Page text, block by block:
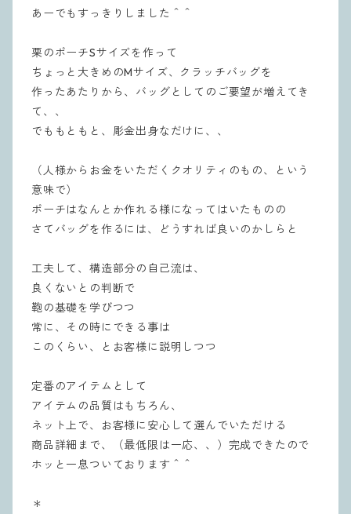
あーでもすっきりしました＾＾
栗のポーチSサイズを作って
ちょっと大きめのMサイズ、クラッチバッグを
作ったあたりから、バッグとしてのご要望が増えてき
て、、
でももともと、彫金出身なだけに、、
（人様からお金をいただくクオリティのもの、という
意味で）
ポーチはなんとか作れる様になってはいたものの
さてバッグを作るには、どうすれば良いのかしらと
工夫して、構造部分の自己流は、
良くないとの判断で
鞄の基礎を学びつつ
常に、その時にできる事は
このくらい、とお客様に説明しつつ
定番のアイテムとして
アイテムの品質はもちろん、
ネット上で、お客様に安心して選んでいただける
商品詳細まで、（最低限は一応、、）完成できたので
ホッと一息ついております＾＾
＊